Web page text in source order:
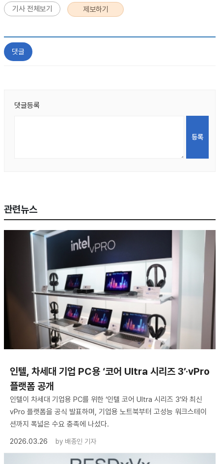
기사 전체보기 제보하기
댓글
댓글등록
관련뉴스
인텔, 차세대 기업 PC용 ‘코어 Ultra 시리즈 3’·vPro
플랫폼 공개
인텔이 차세대 기업용 PC를 위한 ‘인텔 코어 Ultra 시리즈 3’와 최신
vPro 플랫폼을 공식 발표하며, 기업용 노트북부터 고성능 워크스테이
션까지 폭넓은 수요 충족에 나섰다.
2026.03.26
by 배종인 기자